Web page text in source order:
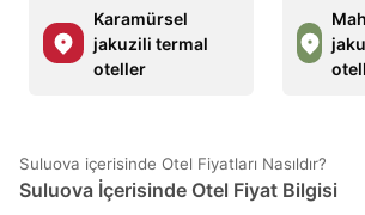
Karamürsel
jakuzili termal
oteller
Suluova içerisinde Otel Fiyatları Nasıldır?
Suluova İçerisinde Otel Fiyat Bilgisi